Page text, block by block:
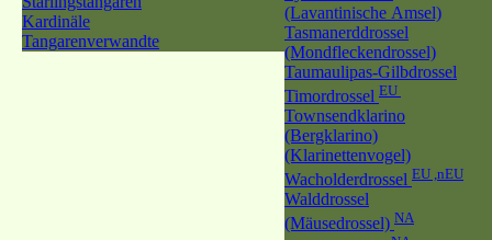
Kardinäle
Tangarenverwandte
(Lavantinische Amsel)
Tasmanerddrossel
(Mondfleckendrossel)
Taumaulipas-Gilbdrossel
Timordrossel EU
Townsendklarino
(Bergklarino)
(Klarinettenvogel)
Wacholderdrossel EU ,nEU
Walddrossel
(Mäusedrossel) NA